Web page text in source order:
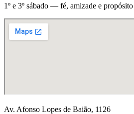
1º e 3º sábado — fé, amizade e propósito
Av. Afonso Lopes de Baião, 1126